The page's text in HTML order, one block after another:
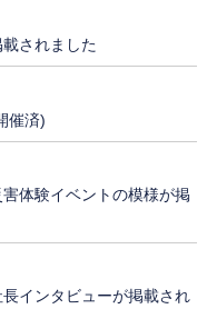
されました
催済)
体験イベントの模様が掲
インタビューが掲載され